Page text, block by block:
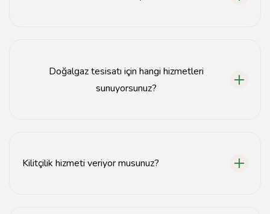
Doğalgaz tesisatı için hangi hizmetleri
sunuyorsunuz?
Kilitçilik hizmeti veriyor musunuz?